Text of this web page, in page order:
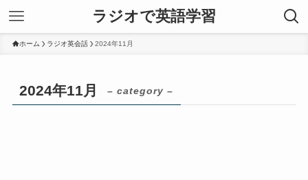
ラジオで英語学習
ホーム ラジオ英会話 2024年11月
2024年11月 – category –